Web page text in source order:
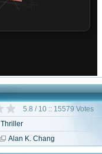
5.8 / 10 :: 15579 Votes
Thriller
Alan K. Chang